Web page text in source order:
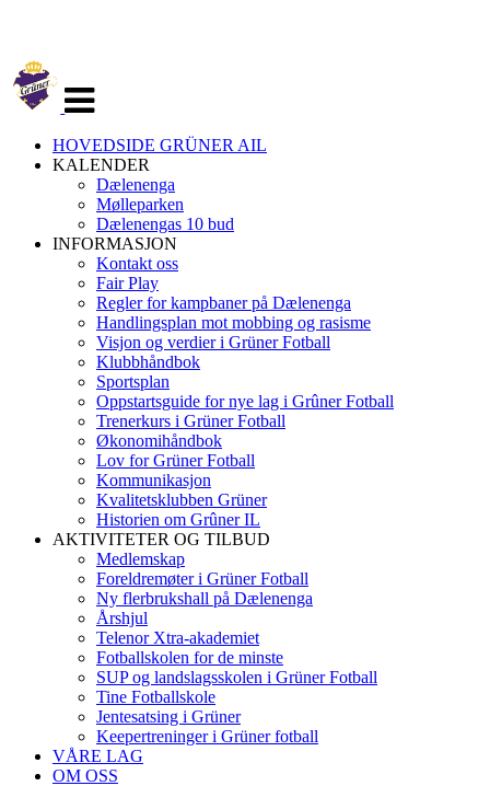
navigasjon
HOVEDSIDE GRÜNER AIL
KALENDER
Dælenenga
Mølleparken
Dælenengas 10 bud
INFORMASJON
Kontakt oss
Fair Play
Regler for kampbaner på Dælenenga
Handlingsplan mot mobbing og rasisme
Visjon og verdier i Grüner Fotball
Klubbhåndbok
Sportsplan
Oppstartsguide for nye lag i Grûner Fotball
Trenerkurs i Grüner Fotball
Økonomihåndbok
Lov for Grüner Fotball
Kommunikasjon
Kvalitetsklubben Grüner
Historien om Grûner IL
AKTIVITETER OG TILBUD
Medlemskap
Foreldremøter i Grüner Fotball
Ny flerbrukshall på Dælenenga
Årshjul
Telenor Xtra-akademiet
Fotballskolen for de minste
SUP og landslagsskolen i Grüner Fotball
Tine Fotballskole
Jentesatsing i Grüner
Keepertreninger i Grüner fotball
VÅRE LAG
OM OSS